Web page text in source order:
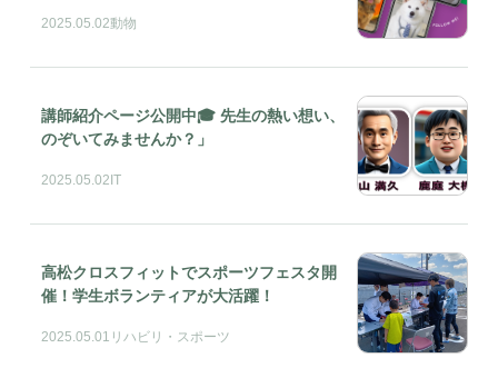
2025.05.02動物
講師紹介ページ公開中🎓 先生の熱い想い、
のぞいてみませんか？」
2025.05.02 IT
高松クロスフィットでスポーツフェスタ開
催！学生ボランティアが大活躍！
2025.05.01 リハビリ・スポーツ